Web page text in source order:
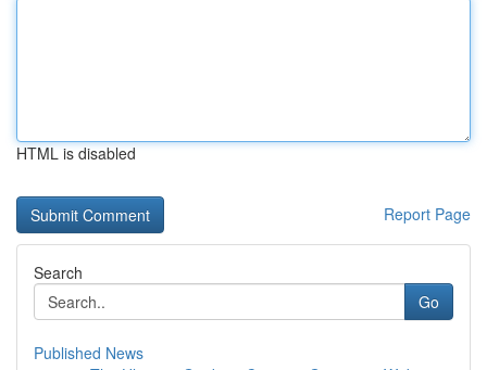
HTML is disabled
Report Page
Search
Go
Published News